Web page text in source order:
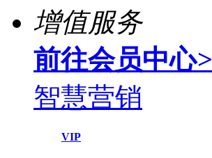
增值服务
前往会员中心>
智慧营销
VIP